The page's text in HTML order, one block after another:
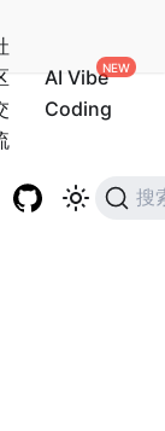
AI Vibe
Coding
搜